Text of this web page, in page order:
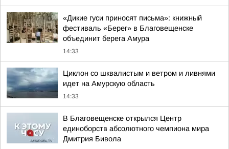
«Дикие гуси приносят письма»: книжный
фестиваль «Берег» в Благовещенске
объединит берега Амура
14:33
Циклон со шквалистым и ветром и ливнями
идет на Амурскую область
14:33
В Благовещенске открылся Центр
единоборств абсолютного чемпиона мира
Дмитрия Бивола